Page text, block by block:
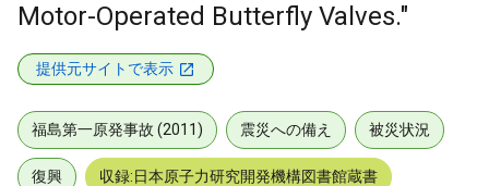
Motor-Operated Butterfly Valves."
提供元サイトで表示
福島第一原発事故 (2011) 震災への備え 被災状況
復興 収録:日本原子力研究開発機構図書館蔵書